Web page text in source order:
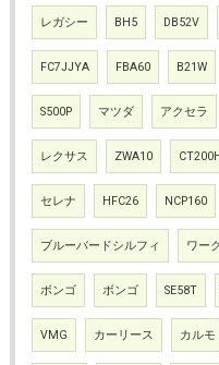
レガシー BH5 DB52V
FC7JJYA FBA60 B21W
S500P マツダ アクセラ
レクサス ZWA10
セレナ HFC26 NCP160
ブルーバードシルフィ ワー
ボンゴ ボンゴ SE58T
VMG カーリース カルモ